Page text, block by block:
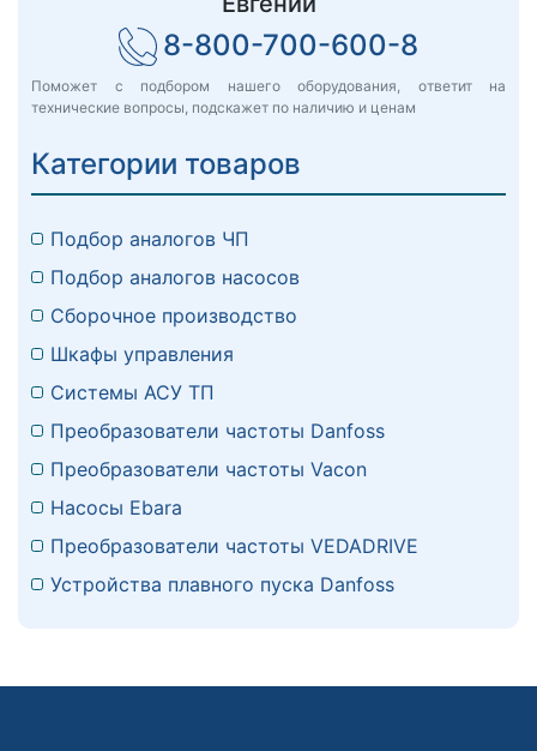
8-800-700-600-8
Поможет с подбором нашего оборудования, ответит на
технические вопросы, подскажет по наличию и ценам
Категории товаров
Подбор аналогов ЧП
Подбор аналогов насосов
Сборочное производство
Шкафы управления
Системы АСУ ТП
Преобразователи частоты Danfoss
Преобразователи частоты Vacon
Насосы Ebara
Преобразователи частоты VEDADRIVE
Устройства плавного пуска Danfoss